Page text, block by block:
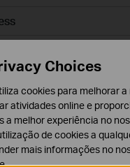
Choices
cookies para melhorar
atividades online e
a melhor experiência no
de cookies a
mais informações no
.